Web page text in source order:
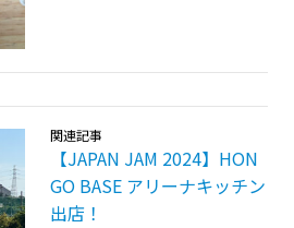
関連記事
【JAPAN JAM 2024】HON
GO BASE アリーナキッチン
出店！